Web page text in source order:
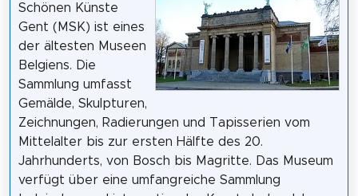
Schönen Künste
Gent (MSK) ist eines
der ältesten Museen
Belgiens. Die
Sammlung umfasst
Gemälde, Skulpturen,
Zeichnungen, Radierungen und Tapisserien vom
Mittelalter bis zur ersten Hälfte des 20.
Jahrhunderts, von Bosch bis Magritte. Das Museum
verfügt über eine umfangreiche Sammlung